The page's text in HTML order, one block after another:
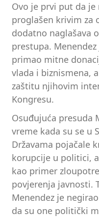
Ovo je prvi put da
proglašen krivim za
dodatno naglašava
prestupa.
primao mitne
vlada i biznismena,
zaštitu njihovim
Kongresu.
Osuđujuća presuda
vreme kada su se u
Državama pojačale
korupcije u politici,
kao primer
povjerenja javnosti.
Menendez je
da su one politički